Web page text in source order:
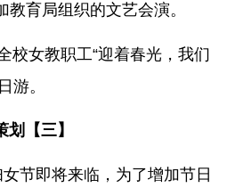
育局组织的文艺会演。
校女教职工“迎着春光，我们
游。
【三】
女节即将来临，为了增加节日